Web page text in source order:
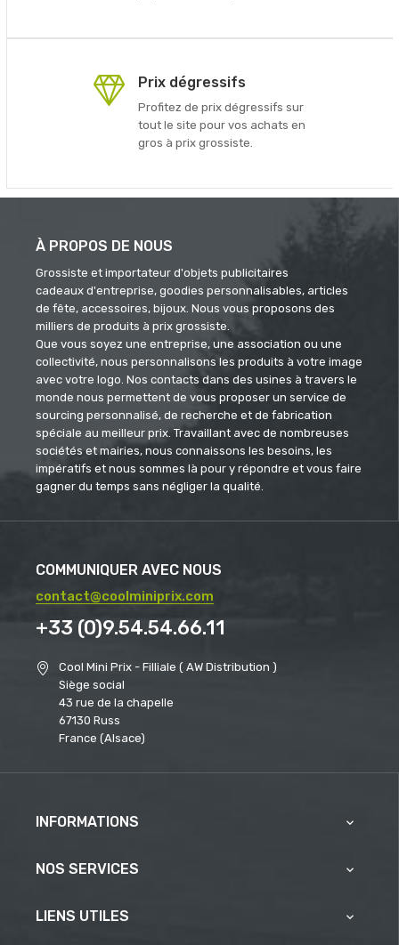
Prix dégressifs
Profitez de prix dégressifs sur
tout le site pour vos achats en
gros à prix grossiste.
À PROPOS DE NOUS
Grossiste et importateur d'objets publicitaires
cadeaux d'entreprise, goodies personnalisables, articles
de fête, accessoires, bijoux. Nous vous proposons des
milliers de produits à prix grossiste.
Que vous soyez une entreprise, une association ou une
collectivité, nous personnalisons les produits à votre image
avec votre logo. Nos contacts dans des usines à travers le
monde nous permettent de vous proposer un service de
sourcing personnalisé, de recherche et de fabrication
spéciale au meilleur prix. Travaillant avec de nombreuses
sociétés et mairies, nous connaissons les besoins, les
impératifs et nous sommes là pour y répondre et vous faire
gagner du temps sans négliger la qualité.
COMMUNIQUER AVEC NOUS
contact@coolminiprix.com
+33 (0)9.54.54.66.11
Cool Mini Prix - Filliale ( AW Distribution )
Siège social
43 rue de la chapelle
67130 Russ
France (Alsace)
INFORMATIONS 
NOS SERVICES 
LIENS UTILES 